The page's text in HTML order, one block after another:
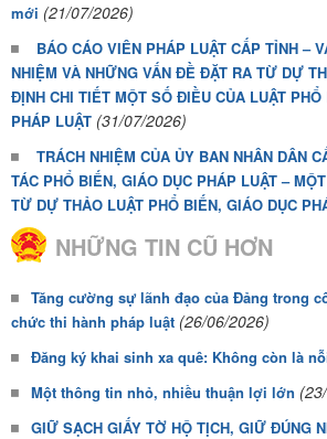
mới (21/07/2026)
BÁO CÁO VIÊN PHÁP LUẬT CẤP TỈNH –
NHIỆM VÀ NHỮNG VẤN ĐỀ ĐẶT RA TỪ DỰ
ĐỊNH CHI TIẾT MỘT SỐ ĐIỀU CỦA LUẬT PHỔ
PHÁP LUẬT (31/07/2026)
TRÁCH NHIỆM CỦA ỦY BAN NHÂN DÂN
TÁC PHỔ BIẾN, GIÁO DỤC PHÁP LUẬT –
TỪ DỰ THẢO LUẬT PHỔ BIẾN, GIÁO DỤC
NHỮNG TIN CŨ HƠN
Tăng cường sự lãnh đạo của Đảng trong
chức thi hành pháp luật (26/06/2026)
Đăng ký khai sinh xa quê: Không còn là
Một thông tin nhỏ, nhiều thuận lợi lớn
GIỮ SẠCH GIẤY TỜ HỘ TỊCH, GIỮ ĐÚNG